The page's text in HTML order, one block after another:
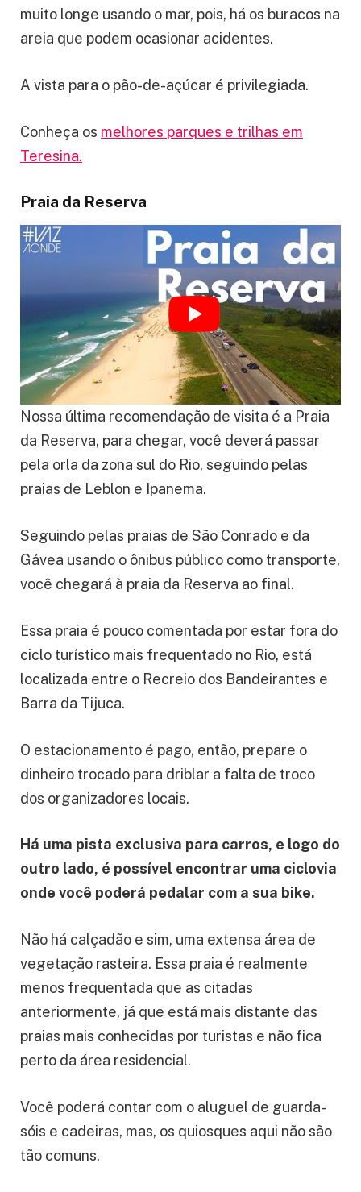
muito longe usando o mar, pois, há os buracos na
areia que podem ocasionar acidentes.
A vista para o pão-de-açúcar é privilegiada.
Conheça os melhores parques e trilhas em
Teresina.
Praia da Reserva
Nossa última recomendação de visita é a Praia
da Reserva, para chegar, você deverá passar
pela orla da zona sul do Rio, seguindo pelas
praias de Leblon e Ipanema.
Seguindo pelas praias de São Conrado e da
Gávea usando o ônibus público como transporte,
você chegará à praia da Reserva ao final.
Essa praia é pouco comentada por estar fora do
ciclo turístico mais frequentado no Rio, está
localizada entre o Recreio dos Bandeirantes e
Barra da Tijuca.
O estacionamento é pago, então, prepare o
dinheiro trocado para driblar a falta de troco
dos organizadores locais.
Há uma pista exclusiva para carros, e logo do
outro lado, é possível encontrar uma ciclovia
onde você poderá pedalar com a sua bike.
Não há calçadão e sim, uma extensa área de
vegetação rasteira. Essa praia é realmente
menos frequentada que as citadas
anteriormente, já que está mais distante das
praias mais conhecidas por turistas e não fica
perto da área residencial.
Você poderá contar com o aluguel de guarda-
sóis e cadeiras, mas, os quiosques aqui não são
tão comuns.